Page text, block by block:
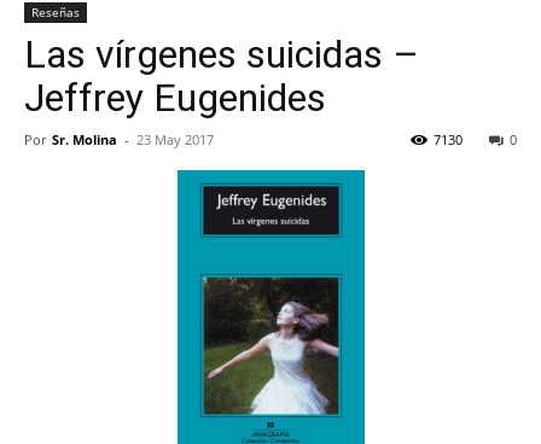
Reseñas
Las vírgenes suicidas –
Jeffrey Eugenides
Por Sr. Molina - 23 May 2017 0
7130